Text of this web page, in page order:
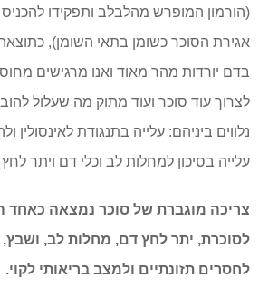
(הורמון המופרש מהלבלב ותפקידו
אגירת הסוכר כשומן בתאי השומן),
בדם יורדות מהר מאוד ואנו מרגישים
לצרוך עוד סוכר ועוד מתוק מה שעלול
נלווים ביניהם: עלייה בתנגודת לאינסולין
עלייה בסיכון למחלות לב וכלי דם ויתר
צריכה מוגברת של סוכר נמצאה כאחד
לסוכרת, יתר לחץ דם, מחלות לב, ושבץ,
לחסרים תזונתיים ולמצב בריאותי לקוי.